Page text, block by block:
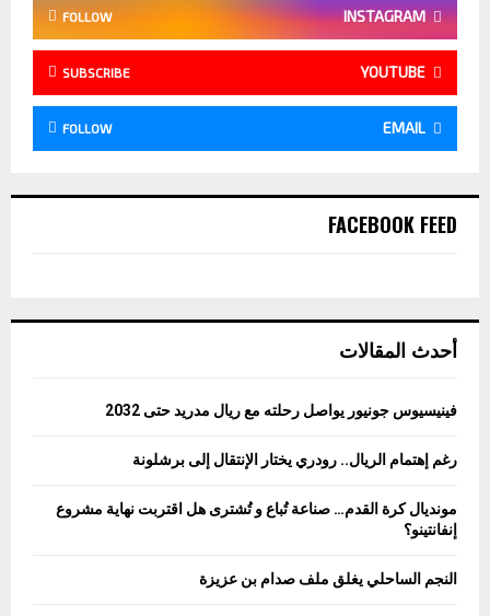
INSTAGRAM
FOLLOW
YOUTUBE
SUBSCRIBE
EMAIL
FOLLOW
FACEBOOK FEED
أحدث المقالات
فينيسيوس جونيور يواصل رحلته مع ريال مدريد حتى 2032
رغم إهتمام الريال.. رودري يختار الإنتقال إلى برشلونة
مونديال كرة القدم… صناعة تُباع و تُشترى هل اقتربت نهاية مشروع
إنفانتينو؟
النجم الساحلي يغلق ملف صدام بن عزيزة